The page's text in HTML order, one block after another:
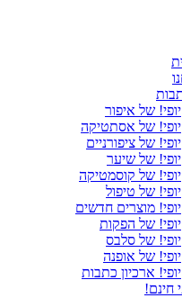
יופי! של איפור
יופי! של אסתטיקה
יופי! של ציפורניים
יופי! של שיער
יופי! של קוסמטיקה
יופי! של טיפול
יופי! מוצרים חדשים
יופי! של הפקות
יופי! של סלבס
יופי! של אופנה
יופי! ארכיון כתבות
חינם!